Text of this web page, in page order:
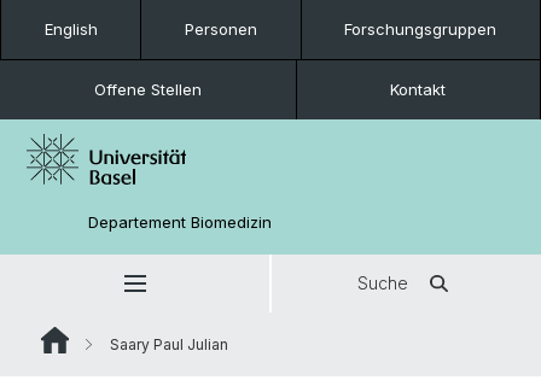
English Personen Forschungsgruppen
Offene Stellen Kontakt
Departement Biomedizin
Suche
Saary Paul Julian